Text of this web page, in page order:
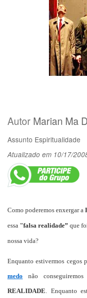
Autor Marian Ma
Assunto Espiritualidade
Atualizado em 10/17/
Como poderemos enxergar a
essa "falsa realidade” que
nossa vida?
Enquanto estivermos cegos
medo não
REALIDADE. Enquanto